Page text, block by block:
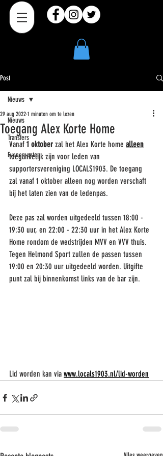
Post
Nieuws
Transfers
Evenementen
Nieuws
Toegang Alex Korte Home
29 aug 2022 1 minuten om te lezen
Vanaf 1 oktober zal het Alex Korte home alleen
toegankelijk zijn voor leden van
supportersvereniging LOCALS1903. De toegang
zal vanaf 1 oktober alleen nog worden verschaft
bij het laten zien van de ledenpas.
Deze pas zal worden uitgedeeld tussen 18:00 -
19:30 uur, en 22:00 - 22:30 uur in het Alex Korte
Home rondom de wedstrijden MVV en VVV thuis.
Tegen Helmond Sport zullen de passen tussen
19:00 en 20:30 uur uitgedeeld worden. Uitgifte
punt zal bij binnenkomst links van de bar zijn.
Lid worden kan via www.locals1903.nl/lid-worden